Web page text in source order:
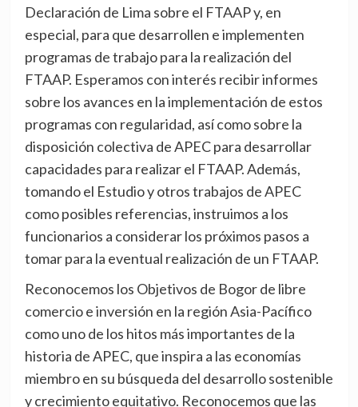
Declaración de Lima sobre el FTAAP y, en
especial, para que desarrollen e implementen
programas de trabajo para la realización del
FTAAP. Esperamos con interés recibir informes
sobre los avances en la implementación de estos
programas con regularidad, así como sobre la
disposición colectiva de APEC para desarrollar
capacidades para realizar el FTAAP. Además,
tomando el Estudio y otros trabajos de APEC
como posibles referencias, instruimos a los
funcionarios a considerar los próximos pasos a
tomar para la eventual realización de un FTAAP.
Reconocemos los Objetivos de Bogor de libre
comercio e inversión en la región Asia-Pacífico
como uno de los hitos más importantes de la
historia de APEC, que inspira a las economías
miembro en su búsqueda del desarrollo sostenible
y crecimiento equitativo. Reconocemos que las